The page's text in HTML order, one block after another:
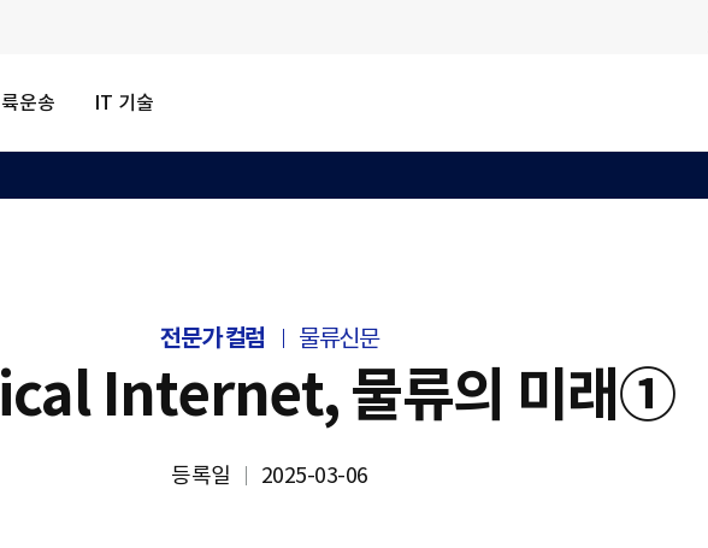
운송
IT 기술
전문가 컬럼 물류신문
Internet, 물류의 미래①
등록일 2025-03-06